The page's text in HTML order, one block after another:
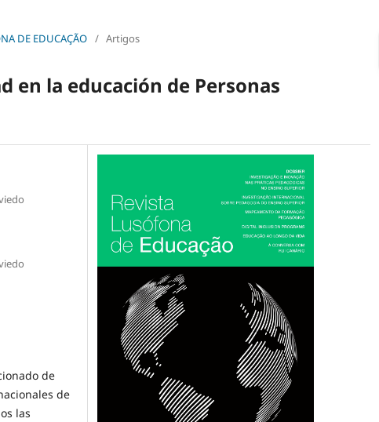
DE EDUCAÇÃO / Artigos
en la educación de Personas
de
de
las